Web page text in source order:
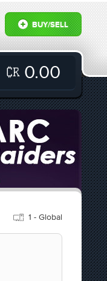
BUY/SELL
0.00
1 - Global